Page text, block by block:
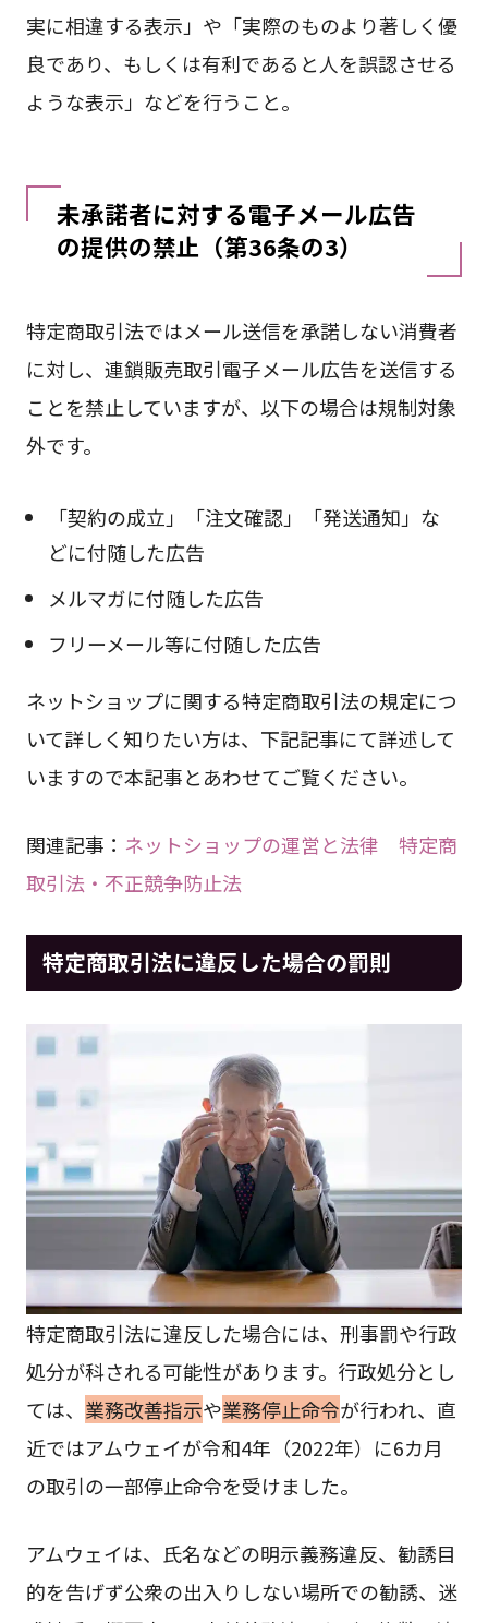
実に相違する表示」や「実際のものより著しく優
良であり、もしくは有利であると人を誤認させる
ような表示」などを行うこと。
未承諾者に対する電子メール広告
の提供の禁止（第36条の3）
特定商取引法ではメール送信を承諾しない消費者
に対し、連鎖販売取引電子メール広告を送信する
ことを禁止していますが、以下の場合は規制対象
外です。
「契約の成立」「注文確認」「発送通知」な
どに付随した広告
メルマガに付随した広告
フリーメール等に付随した広告
ネットショップに関する特定商取引法の規定につ
いて詳しく知りたい方は、下記記事にて詳述して
いますので本記事とあわせてご覧ください。
関連記事： ネットショップの運営と法律 特定商
取引法・不正競争防止法
特定商取引法に違反した場合の罰則
特定商取引法に違反した場合には、刑事罰や行政
処分が科される可能性があります。行政処分とし
ては、 業務改善指示や業務停止命令が行われ、直
近ではアムウェイが令和4年（2022年）に6カ月
の取引の一部停止命令を受けました。
アムウェイは、氏名などの明示義務違反、勧誘目
的を告げず公衆の出入りしない場所での勧誘、迷